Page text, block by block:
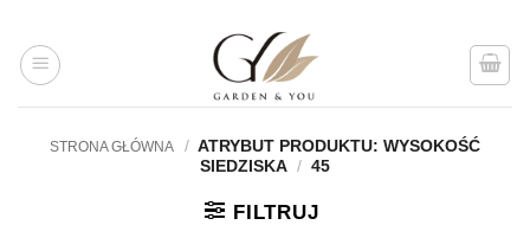
treści
STRONA GŁÓWNA / ATRYBUT PRODUKTU: WYSOKOŚĆ
SIEDZISKA / 45
FILTRUJ